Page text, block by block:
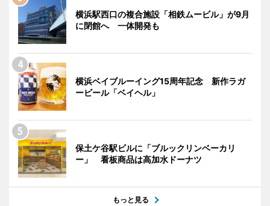
横浜駅西口の複合施設「相鉄ムービル」が9月
に閉館へ 一体開発も
横浜ベイブルーイング15周年記念 新作ラガ
ービール「ベイヘル」
保土ケ谷駅ビルに「ブルックリンベーカリ
ー」 看板商品は高加水ドーナツ
もっと見る